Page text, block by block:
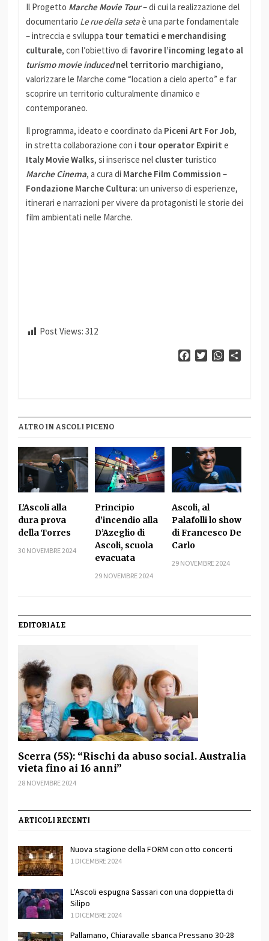
Il Progetto Marche Movie Tour– di cui la realizzazione del
documentario Le rue della setaè una parte fondamentale
– intreccia e sviluppa tour tematici e merchandising
culturale, con l’obiettivo di favorire l’incoming legato al
turismo movie inducednel territorio marchigiano,
valorizzare le Marche come “location a cielo aperto” e far
scoprire un territorio culturalmente dinamico e
contemporaneo.
Il programma, ideato e coordinato da Piceni Art For Job,
in stretta collaborazione con i tour operator Expirit e
Italy Movie Walks, si inserisce nel cluster turistico
Marche Cinema, a cura di Marche Film Commission –
Fondazione Marche Cultura: un universo di esperienze,
itinerari e narrazioni per vivere da protagonisti le storie dei
film ambientati nelle Marche.
Post Views: 312
FacebookTwitterWhatsApp
ALTRO IN ASCOLI PICENO
L’Ascoli alla
dura prova
della Torres
30 NOVEMBRE 2024
Principio
d’incendio alla
D’Azeglio di
Ascoli, scuola
evacuata
29 NOVEMBRE 2024
Ascoli, al
Palafolli lo show
di Francesco De
Carlo
29 NOVEMBRE 2024
EDITORIALE
Scerra (5S): “Rischi da abuso social. Australia
vieta fino ai 16 anni”
28 NOVEMBRE 2024
ARTICOLI RECENTI
Nuova stagione della FORM con otto concerti
1 DICEMBRE 2024
L’Ascoli espugna Sassari con una doppietta di
Silipo
1 DICEMBRE 2024
Pallamano, Chiaravalle sbanca Pressano 30-28